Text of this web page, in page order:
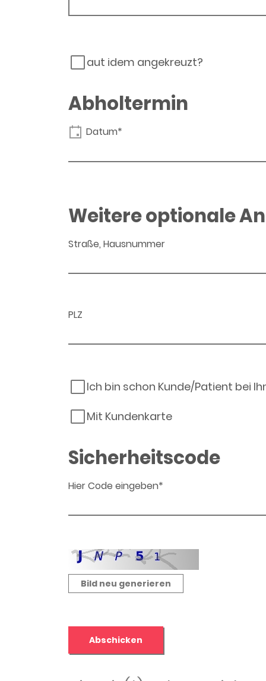
aut idem angekreuzt?
Abholtermin
Datum*
Weitere optionale
Straße, Hausnummer
PLZ
Ich bin schon Kunde/Patient bei
Mit Kundenkarte
Sicherheitscode
Hier Code eingeben*